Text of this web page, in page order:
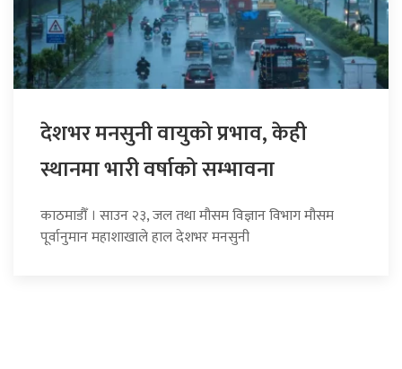
देशभर मनसुनी वायुको प्रभाव, केही
स्थानमा भारी वर्षाको सम्भावना
काठमाडौँ । साउन २३, जल तथा मौसम विज्ञान विभाग मौसम
पूर्वानुमान महाशाखाले हाल देशभर मनसुनी